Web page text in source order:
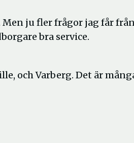
Men ju fler frågor jag får
bra service.
och Varberg. Det är